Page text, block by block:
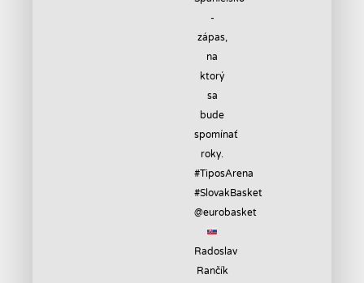
Radoslav
Rančík